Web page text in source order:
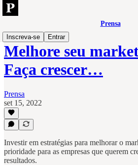
Prensa
Inscreva-se
Entrar
Melhore seu
Faça crescer…
Prensa
set 15, 2022
Investir em estratégias para melhorar o
prioridade para as empresas que querem
resultados.